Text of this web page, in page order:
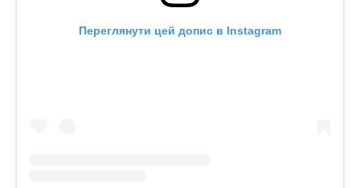
Переглянути цей допис в Instagram